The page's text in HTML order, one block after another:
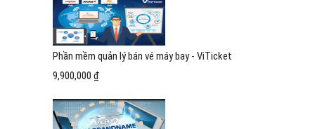
Phần mềm quản lý bán vé máy bay - ViTicket
9,900,000 ₫